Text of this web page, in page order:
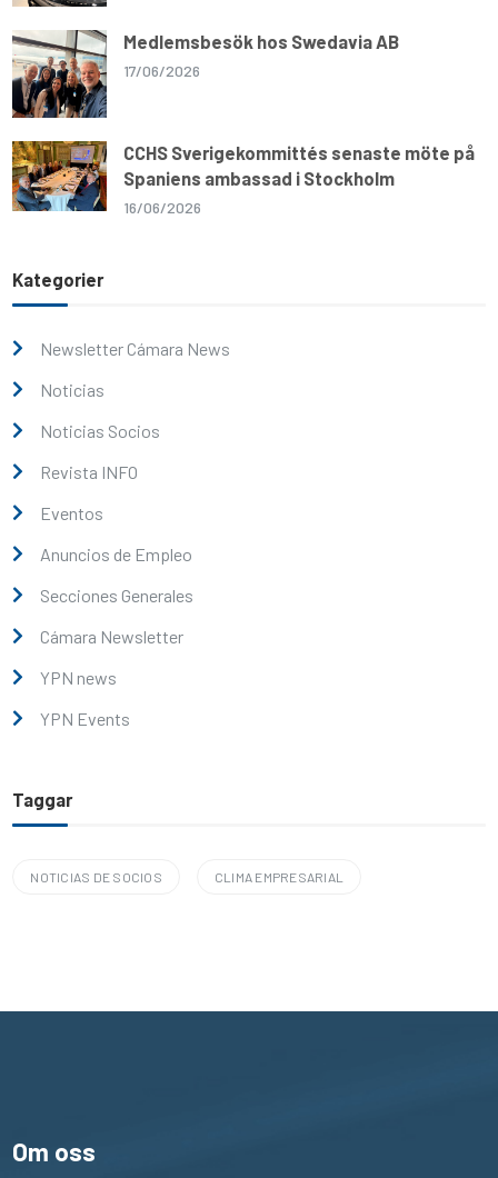
Medlemsbesök hos Swedavia AB
17/06/2026
CCHS Sverigekommittés senaste möte på
Spaniens ambassad i Stockholm
16/06/2026
Kategorier
Newsletter Cámara News
Noticias
Noticias Socios
Revista INFO
Eventos
Anuncios de Empleo
Secciones Generales
Cámara Newsletter
YPN news
YPN Events
Taggar
NOTICIAS DE SOCIOS CLIMA EMPRESARIAL
Om oss